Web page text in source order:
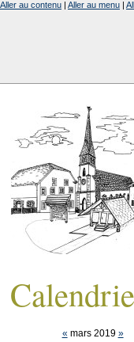
Aller au contenu | Aller au menu |
« mars 2019 »